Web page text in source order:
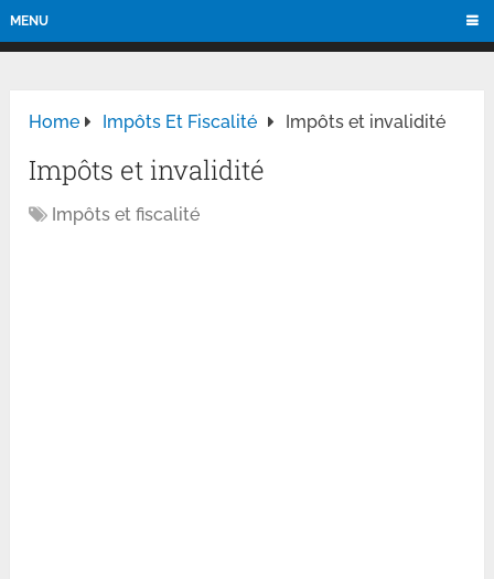
MENU
Home Impôts Et Fiscalité Impôts et invalidité
Impôts et invalidité
Impôts et fiscalité